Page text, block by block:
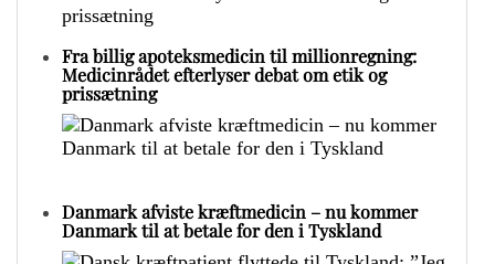
Fra billig apoteksmedicin til millionregning:
Medicinrådet efterlyser debat om etik og
prissætning
Danmark afviste kræftmedicin – nu kommer
Danmark til at betale for den i Tyskland